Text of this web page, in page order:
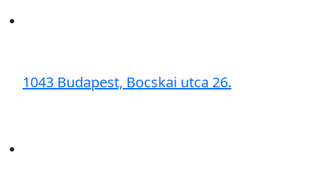
1043 Budapest, Bocskai utca 26.